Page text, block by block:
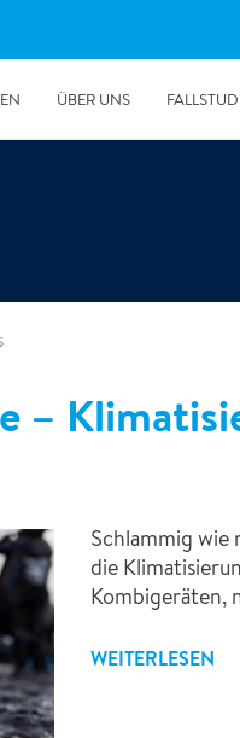
ÜBER UNS
–
Schlammig
die
Kombigeräten,
WEITERLESEN